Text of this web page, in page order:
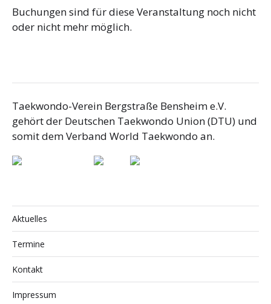
Buchungen sind für diese Veranstaltung noch nicht
oder nicht mehr möglich.
Taekwondo-Verein Bergstraße Bensheim e.V.
gehört der Deutschen Taekwondo Union (DTU) und
somit dem Verband World Taekwondo an.
Aktuelles
Termine
Kontakt
Impressum